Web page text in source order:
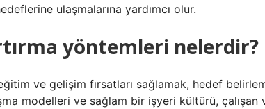
ulaşmalarına yardımcı olur.
yöntemleri nelerdir?
ve gelişim fırsatları sağlamak, hedef
modelleri ve sağlam bir işyeri kültürü, çalışan